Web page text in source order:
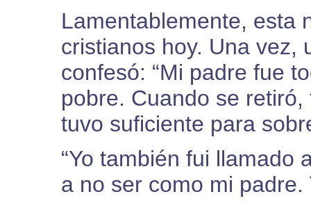
Lamentablemente, esta
cristianos hoy. Una vez,
confesó: “Mi padre fue
pobre. Cuando se
tuvo suficiente para
“Yo también fui llamado
a no ser como mi